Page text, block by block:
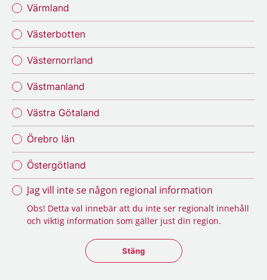
Värmland
Västerbotten
Västernorrland
Västmanland
Västra Götaland
Örebro län
Östergötland
Jag vill inte se någon regional information
Obs! Detta val innebär att du inte ser regionalt innehåll
och viktig information som gäller just din region.
Stäng regionsväljaren
Stäng